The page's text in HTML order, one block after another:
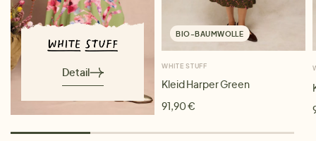
Detail
BIO-BAUMWOLLE
WHITE STUFF
Kleid Harper Green
91,90 €